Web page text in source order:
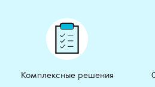
Комплексные решения